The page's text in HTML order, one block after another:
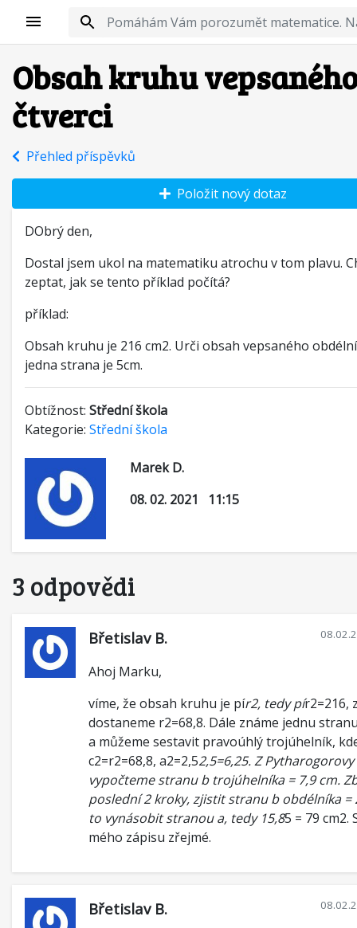
Obsah kruhu
čtverci
Přehled příspěvků
DObrý den,
Dostal jsem ukol na matematiku atrochu v tom plavu.
zeptat, jak se tento příklad počítá?
příklad:
Obsah kruhu je 216 cm2. Urči obsah vepsaného
jedna strana je 5cm.
Obtížnost: Střední škola
Kategorie: Střední škola
Marek D.
08. 02. 2021 11:15
3 odpovědi
Břetislav B.
Ahoj Marku,
víme, že obsah kruhu je pír2, tedy pír2=216,
dostaneme r2=68,8. Dále známe jednu
a můžeme sestavit pravoúhlý trojúhelník,
c2=r2=68,8, a2=2,52,5=6,25. Z
vypočteme stranu b trojúhelníka = 7,9 cm.
poslední 2 kroky, zjistit stranu b obdélníka =
to vynásobit stranou a, tedy 15,85 = 79 cm2.
mého zápisu zřejmé.
Břetislav B.
Položit nový dotaz